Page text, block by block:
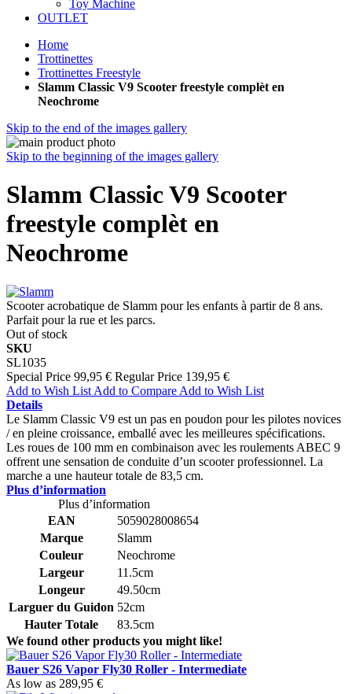
Toy Machine
OUTLET
Home
Trottinettes
Trottinettes Freestyle
Slamm Classic V9 Scooter freestyle complèt en
Neochrome
Skip to the end of the images gallery
Skip to the beginning of the images gallery
Slamm Classic V9 Scooter
freestyle complèt en
Neochrome
Scooter acrobatique de Slamm pour les enfants à partir de 8 ans.
Parfait pour la rue et les parcs.
Out of stock
SKU
SL1035
Special Price 99,95 € Regular Price 139,95 €
Add to Wish List Add to Compare Add to Wish List
Details
Le Slamm Classic V9 est un pas en poudon pour les pilotes novices
/ en pleine croissance, emballé avec les meilleures spécifications.
Les roues de 100 mm en combinaison avec les roulements ABEC 9
offrent une sensation de conduite d’un scooter professionnel. La
marche a une hauteur totale de 83,5 cm.
Plus d’information
Plus d’information
EAN
5059028008654
Marque
Slamm
Couleur
Neochrome
Largeur
11.5cm
Longeur
49.50cm
Larguer du Guidon 52cm
Hauter Totale
83.5cm
We found other products you might like!
Bauer S26 Vapor Fly30 Roller - Intermediate
As low as 289,95 €